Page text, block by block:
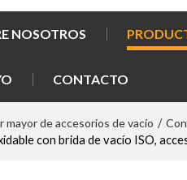
NOSOTROS
CONTACTO
mayor de accesorios de vacío /
con brida de vacío ISO,